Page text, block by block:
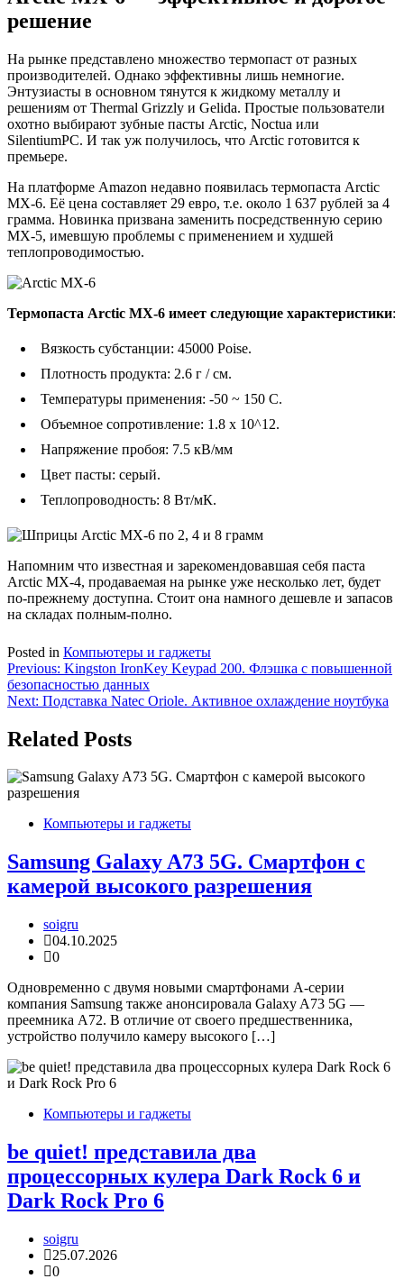
решение
На рынке представлено множество термопаст от разных
производителей. Однако эффективны лишь немногие.
Энтузиасты в основном тянутся к жидкому металлу и
решениям от Thermal Grizzly и Gelida. Простые пользователи
охотно выбирают зубные пасты Arctic, Noctua или
SilentiumPC. И так уж получилось, что Arctic готовится к
премьере.
На платформе Amazon недавно появилась термопаста Arctic
MX-6. Её цена составляет 29 евро, т.е. около 1 637 рублей за 4
грамма. Новинка призвана заменить посредственную серию
MX-5, имевшую проблемы с применением и худшей
теплопроводимостью.
Термопаста Arctic MX-6 имеет следующие характеристики:
Вязкость субстанции: 45000 Poise.
Плотность продукта: 2.6 г / см.
Температуры применения: -50 ~ 150 С.
Объемное сопротивление: 1.8 x 10^12.
Напряжение пробоя: 7.5 кВ/мм
Цвет пасты: серый.
Теплопроводность: 8 Вт/мК.
Напомним что известная и зарекомендовавшая себя паста
Arctic MX-4, продаваемая на рынке уже несколько лет, будет
по-прежнему доступна. Стоит она намного дешевле и запасов
на складах полным-полно.
Posted in Компьютеры и гаджеты
Навигация
по
Previous: Kingston IronKey Keypad 200. Флэшка с повышенной
безопасностью данных
Next: Подставка Natec Oriole. Активное охлаждение ноутбука
Related Posts
Компьютеры и гаджеты
Samsung Galaxy A73 5G. Смартфон с
камерой высокого разрешения
soigru
04.10.2025
0
Одновременно с двумя новыми смартфонами A-серии
компания Samsung также анонсировала Galaxy A73 5G —
преемника A72. В отличие от своего предшественника,
устройство получило камеру высокого […]
Компьютеры и гаджеты
be quiet! представила два
процессорных кулера Dark Rock 6 и
Dark Rock Pro 6
soigru
25.07.2026
0